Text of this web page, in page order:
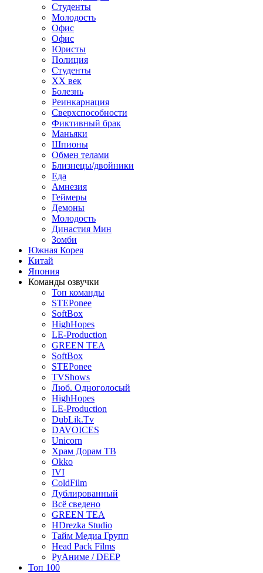
Студенты
Молодость
Офис
Офис
Юристы
Полиция
Студенты
ХХ век
Болезнь
Реинкарнация
Сверхспособности
Фиктивный брак
Маньяки
Шпионы
Обмен телами
Близнецы/двойники
Еда
Амнезия
Геймеры
Демоны
Молодость
Династия Мин
Зомби
Южная Корея
Китай
Япония
Команды озвучки
Топ команды
STEPonee
SoftBox
HighHopes
LE-Production
GREEN TEA
SoftBox
STEPonee
TVShows
Люб. Одноголосый
HighHopes
LE-Production
DubLik.Tv
DAVOICES
Unicorn
Храм Дорам ТВ
Okko
IVI
ColdFilm
Дублированный
Всё сведено
GREEN TEA
HDrezka Studio
Тайм Медиа Групп
Head Pack Films
РуАниме / DEEP
Топ 100